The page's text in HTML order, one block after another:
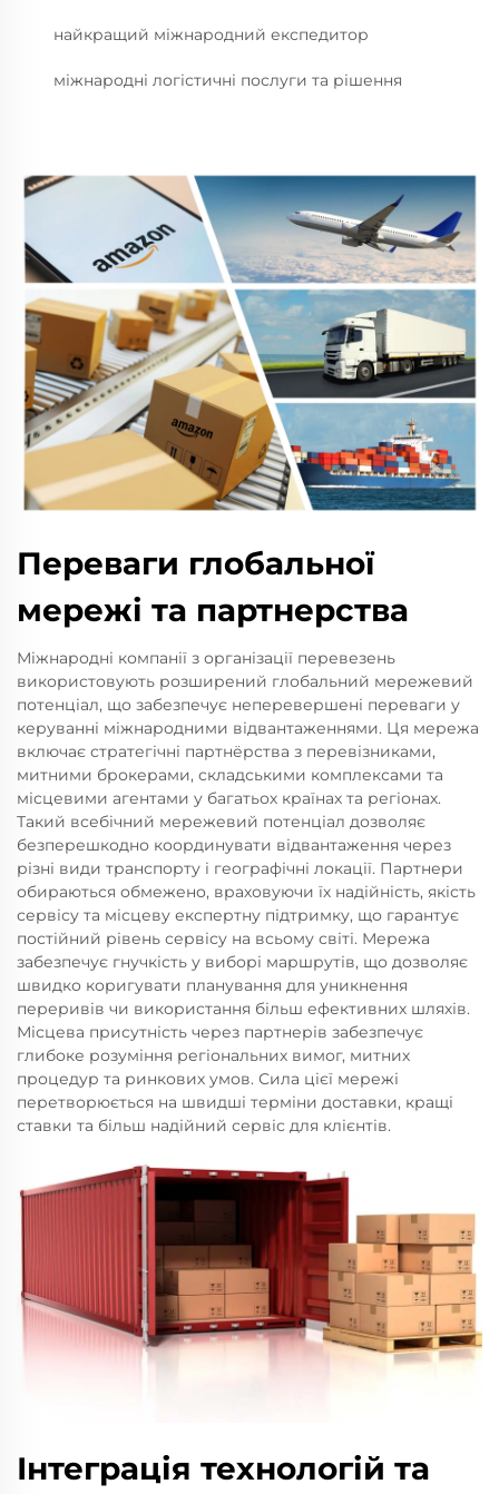
найкращий міжнародний експедитор
міжнародні логістичні послуги та рішення
Переваги глобальної
мережі та партнерства
Міжнародні компанії з організації перевезень
використовують розширений глобальний мережевий
потенціал, що забезпечує неперевершені переваги у
керуванні міжнародними відвантаженнями. Ця мережа
включає стратегічні партнёрства з перевізниками,
митними брокерами, складськими комплексами та
місцевими агентами у багатьох країнах та регіонах.
Такий всебічний мережевий потенціал дозволяє
безперешкодно координувати відвантаження через
різні види транспорту і географічні локації. Партнери
обираються обмежено, враховуючи їх надійність, якість
сервісу та місцеву експертну підтримку, що гарантує
постійний рівень сервісу на всьому світі. Мережа
забезпечує гнучкість у виборі маршрутів, що дозволяє
швидко коригувати планування для уникнення
переривів чи використання більш ефективних шляхів.
Місцева присутність через партнерів забезпечує
глибоке розуміння регіональних вимог, митних
процедур та ринкових умов. Сила цієї мережі
перетворюється на швидші терміни доставки, кращі
ставки та більш надійний сервіс для клієнтів.
Інтеграція технологій та